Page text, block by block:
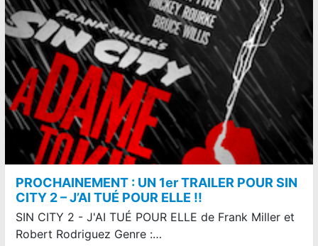
PROCHAINEMENT : UN 1er TRAILER POUR SIN
CITY 2 – J’AI TUÉ POUR ELLE !!
SIN CITY 2 - J'AI TUÉ POUR ELLE de Frank Miller et
Robert Rodriguez Genre :…